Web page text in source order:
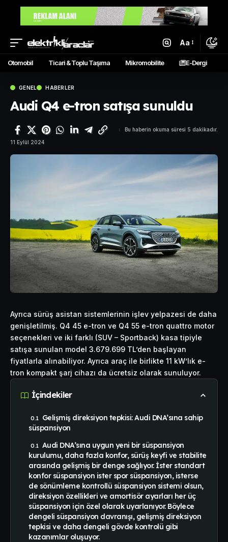
Aa
Otomobil Ticari & Toplu Taşıma Mikromobilite E-Dergi
GENEL HABERLER
Audi Q4 e-tron satışa sunuldu
11 Eylül 2024
Bu haberin okuma süresi 5 dakikadır.
Ayrıca sürüş asistan sistemlerinin işlev yelpazesi de daha
genişletilmiş. Q4 45 e-tron ve Q4 55 e-tron quattro motor
seçenekleri ve iki farklı (SUV – Sportback) kasa tipiyle
satışa sunulan model 3.679.699 TL’den başlayan
fiyatlarla alınabiliyor. Ayrıca araç ile birlikte 11 kW’lık e-
tron kompakt şarj cihazı da ücretsiz olarak sunuluyor.
İçindekiler
Gelişmiş direksiyon tepkisi: Audi DNA’sına sahip
süspansiyon
Audi DNA’sına uygun yeni bir süspansiyon
kurulumu, daha fazla konfor, sürüş keyfi ve stabilite
arasında gelişmiş bir denge sağlıyor. İster standart
konfor süspansiyon ister spor süspansiyon, isterse
de sönümleme kontrollü süspansiyon sistemi olsun,
direksiyon özellikleri ve amortisör ayarları her üç
süspansiyon için özel olarak uyarlanıyor. Böylece
dengeli süspansiyon davranışı, gelişmiş direksiyon
tepkisi ve daha dengeli gövde kontrolü gibi
kazanımlar oluşuyor.